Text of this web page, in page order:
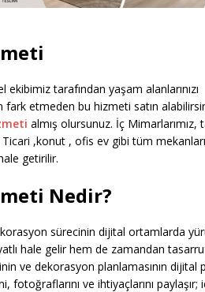
ekibimiz tarafından yaşam alanlarınızı
etmeden bu hizmeti satın
almış olursunuz. İç Mimarlarımız,
,konut , ofis ev gibi tüm
getirilir.
Nedir?
sürecinin dijital ortamlarda
hale gelir hem de zamandan
ve dekorasyon planlamasının
fotoğraflarını ve ihtiyaçlarını